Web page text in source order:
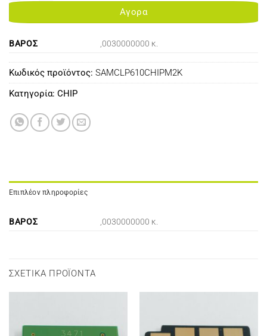
Αγορα
ΒΆΡΟΣ ,0030000000 κ.
Κωδικός προϊόντος: SAMCLP610CHIPM2K
Κατηγορία: CHIP
Επιπλέον πληροφορίες
ΒΆΡΟΣ ,0030000000 κ.
ΣΧΕΤΙΚΆ ΠΡΟΪΌΝΤΑ